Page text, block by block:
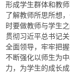
形成学生群体和教
了解教师所思所想
时要做教师与学生
贯彻习近平总书记
全面领导，牢牢把
不断强化以师生为
力，为学生的成长